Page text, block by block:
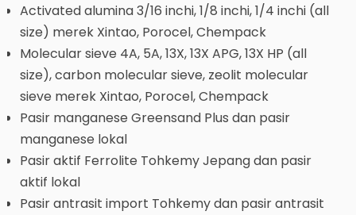
Activated alumina 3/16 inchi, 1/8 inchi, 1/4 inchi (all
size) merek Xintao, Porocel, Chempack
Molecular sieve 4A, 5A, 13X, 13X APG, 13X HP (all
size), carbon molecular sieve, zeolit molecular
sieve merek Xintao, Porocel, Chempack
Pasir manganese Greensand Plus dan pasir
manganese lokal
Pasir aktif Ferrolite Tohkemy Jepang dan pasir
aktif lokal
Pasir antrasit import Tohkemy dan pasir antrasit